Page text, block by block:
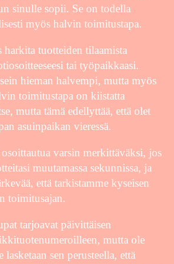
sinulle sopii. Se on todella
myös halvin toimitustapa.
harkita tuotteiden tilaamista
tai työpaikkaasi.
hieman halvempi, mutta myös
toimitustapa on kiistatta
mutta tämä edellyttää, että olet
asuinpaikan vieressä.
varsin merkittäväksi, jos
muutamassa sekunnissa, ja
että tarkistamme kyseisen
toimitusajan.
tarjoavat päivittäisen
mutta ole
lasketaan sen perusteella, että